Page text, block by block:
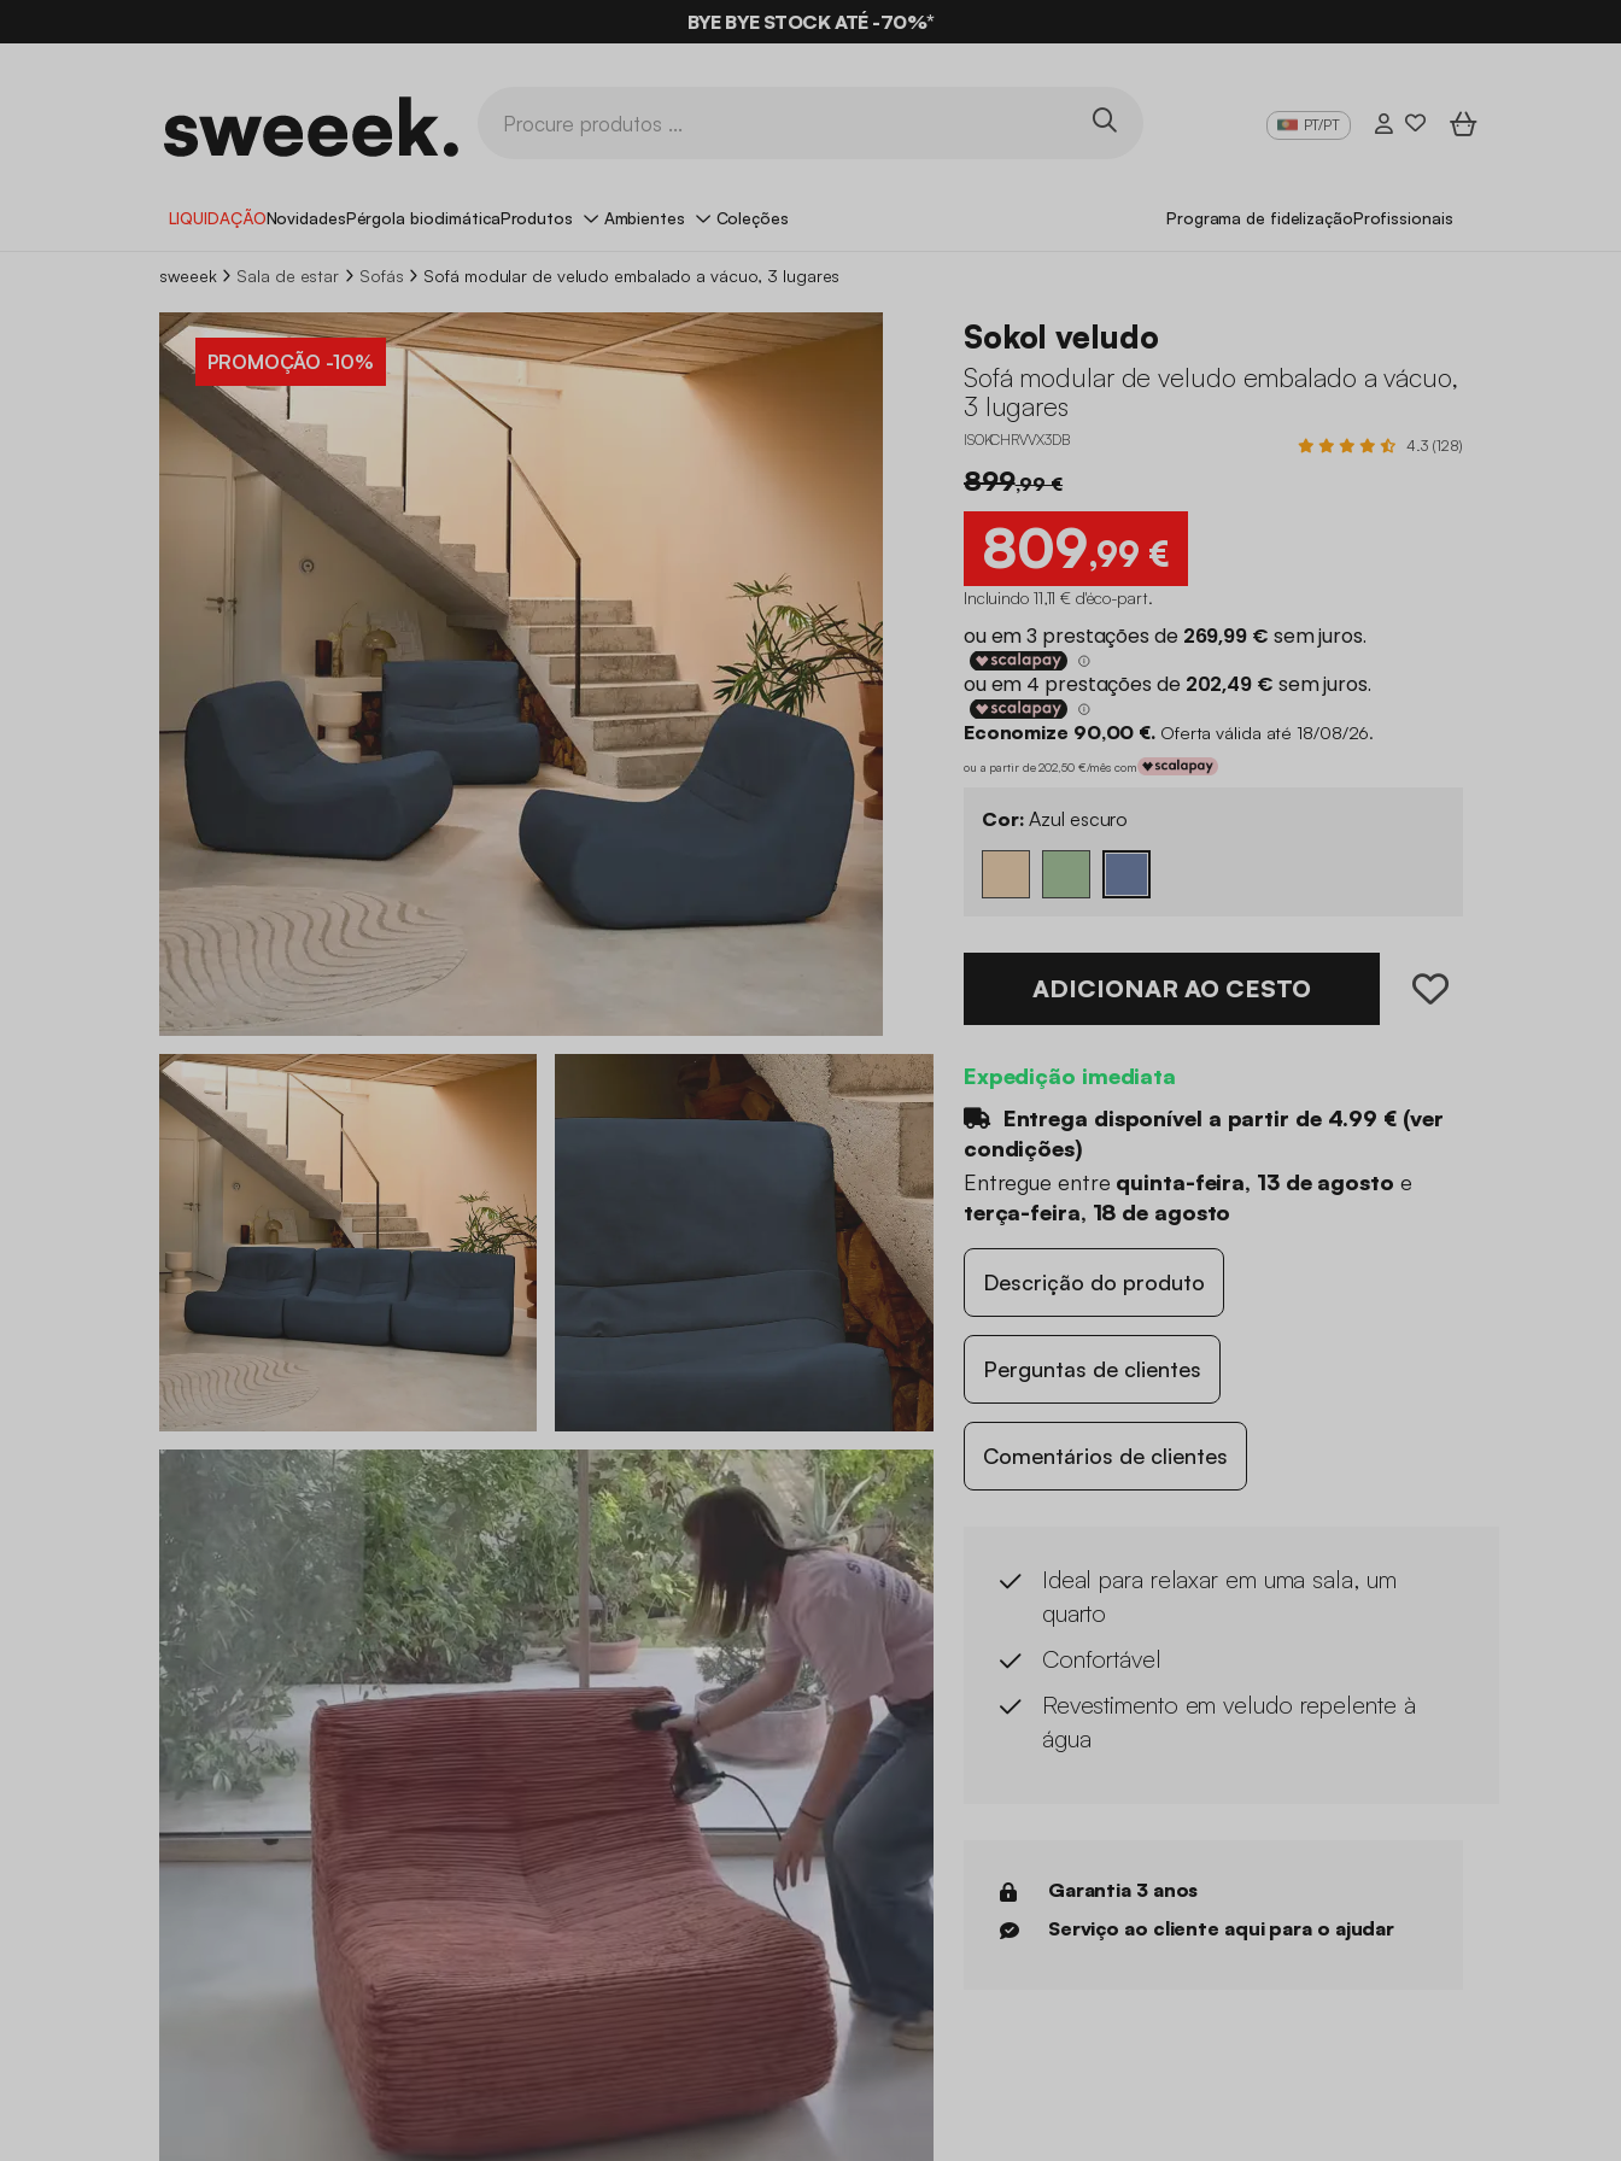
BYE BYE STOCK ATÉ -70%*
PT/PT
LIQUIDAÇÃONovidadesPérgola bioclimáticaProdutos Ambientes Coleções Programa de fidelizaçãoProfissionais
sweeek Sala de estar Sofás Sofá modular de veludo embalado a vácuo, 3 lugares
PROMOÇÃO -10%
Sokol veludo
Sofá modular de veludo embalado a vácuo,
3 lugares
ISOKCHRVVX3DB 4.3 (128)
899,99 €
809,99 €
Incluindo 11,11 € d'éco-part.
Economize 90,00 €. Oferta válida até 18/08/26.
ou a partir de 202,50 €/mês com
Cor: Azul escuro
ADICIONAR AO CESTO
Expedição imediata
Entrega disponível a partir de 4.99 € (ver
condições)
Entregue entre quinta-feira, 13 de agosto e
terça-feira, 18 de agosto
Descrição do produto
Perguntas de clientes
Comentários de clientes
Ideal para relaxar em uma sala, um
quarto
Confortável
Revestimento em veludo repelente à
água
Garantia 3 anos
Serviço ao cliente aqui para o ajudar